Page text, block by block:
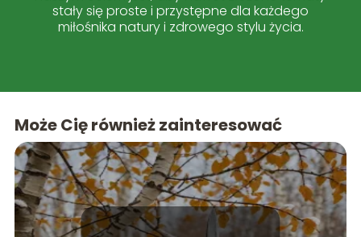
stały się proste i przystępne dla każdego
miłośnika natury i zdrowego stylu życia.
Może Cię również zainteresować